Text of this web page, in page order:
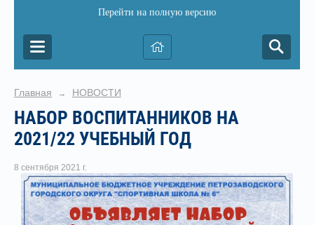
Перейти на полную версию
Главная → НОВОСТИ
НАБОР ВОСПИТАННИКОВ НА
2021/22 УЧЕБНЫЙ ГОД
8 сентября 2021 г.